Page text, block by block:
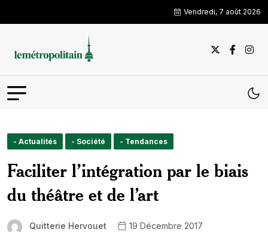
Vendredi, 7 août 2026
- Actualités - Société - Tendances
Faciliter l’intégration par le biais
du théâtre et de l’art
Quitterie Hervouet
19 Décembre 2017